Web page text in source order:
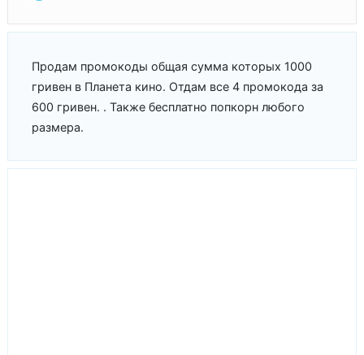
Продам промокоды общая сумма которых 1000
гривен в Планета кино. Отдам все 4 промокода за
600 гривен. . Также бесплатно попкорн любого
размера.